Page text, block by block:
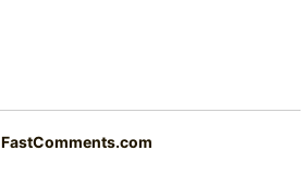
FastComments.com